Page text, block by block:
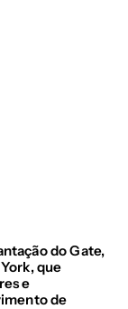
do Gate,
que
e
de